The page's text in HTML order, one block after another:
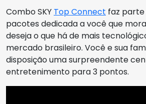
Combo SKY Top Connect faz parte
pacotes dedicada a você que
deseja o que há de mais
mercado brasileiro. Você e sua
disposição uma surpreendente
entretenimento para 3 pontos.